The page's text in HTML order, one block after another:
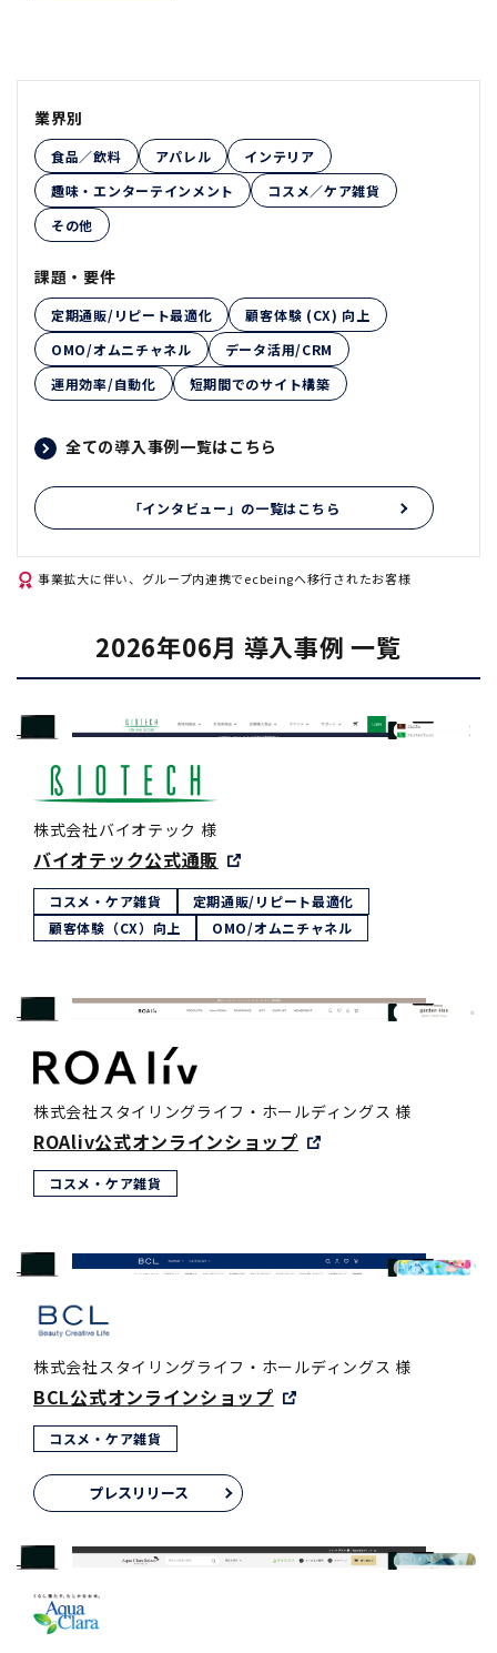
業界別
食品／飲料 アパレル
インテリア
趣味・エンターテインメント
コスメ／ケア雑貨
その他
課題・要件
定期通販/リピート最適化
顧客体験 (CX) 向上
OMO/オムニチャネル
データ活用/CRM
運用効率/自動化
短期間でのサイト構築
全ての導入事例一覧はこちら
「インタビュー」の一覧はこちら
事業拡大に伴い、グループ内連携でecbeingへ移行されたお客様
2026年06月 導入事例 一覧
株式会社バイオテック 様
バイオテック公式通販
コスメ・ケア雑貨
定期通販/リピート最適化
顧客体験（CX）向上
OMO/オムニチャネル
株式会社スタイリングライフ・ホールディングス 様
ROAliv公式オンラインショップ
コスメ・ケア雑貨
株式会社スタイリングライフ・ホールディングス 様
BCL公式オンラインショップ
コスメ・ケア雑貨
プレスリリース